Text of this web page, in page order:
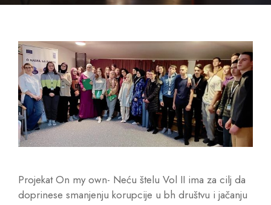
Projekat On my own- Neću štelu Vol II ima za cilj da
doprinese smanjenju korupcije u bh društvu i jačanju